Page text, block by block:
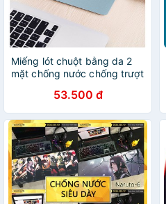
Miếng lót chuột bằng da 2
mặt chống nước chống trượt
53.500 đ